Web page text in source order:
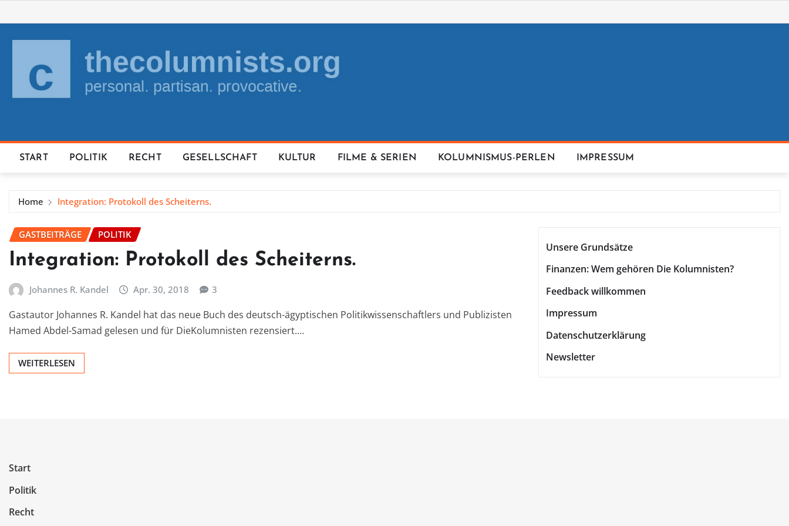
to
content
START POLITIK RECHT GESELLSCHAFT KULTUR FILME & SERIEN KOLUMNISMUS-PERLEN IMPRESSUM
Home Integration: Protokoll des Scheiterns.
GASTBEITRÄGE POLITIK
Integration: Protokoll des Scheiterns.
Johannes R. Kandel Apr. 30, 2018 3
Gastautor Johannes R. Kandel hat das neue Buch des deutsch-ägyptischen Politikwissenschaftlers und Publizisten
Hamed Abdel-Samad gelesen und für DieKolumnisten rezensiert.…
WEITERLESEN
Unsere Grundsätze
Finanzen: Wem gehören Die Kolumnisten?
Feedback willkommen
Impressum
Datenschutzerklärung
Newsletter
Start
Politik
Recht